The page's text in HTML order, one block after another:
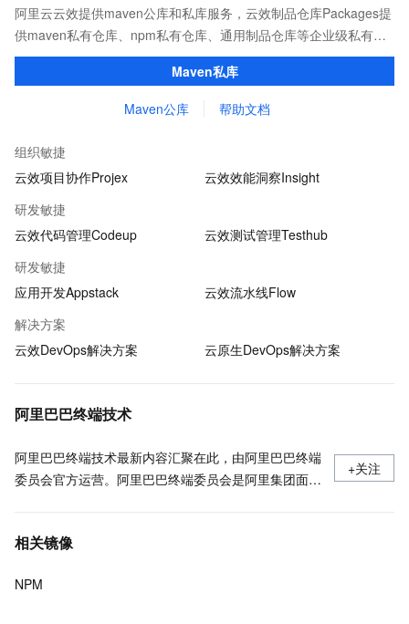
阿里云云效提供maven公库和私库服务，云效制品仓库Packages提
供maven私有仓库、npm私有仓库、通用制品仓库等企业级私有制
品仓库，用于maven、npm等软件包和依赖管理。且不限容量、免
Maven私库
Maven公库 帮助文档
组织敏捷
云效项目协作Projex
云效效能洞察Insight
研发敏捷
云效代码管理Codeup
云效测试管理Testhub
研发敏捷
应用开发Appstack
云效流水线Flow
解决方案
云效DevOps解决方案
云原生DevOps解决方案
阿里巴巴终端技术
阿里巴巴终端技术最新内容汇聚在此，由阿里巴巴终端
委员会官方运营。阿里巴巴终端委员会是阿里集团面向
策略和目标并落地执行，推动终端技术发展，帮助工程
巴终端域的官方公众号：阿里巴巴终端技术，欢迎关
+关注
相关镜像
NPM